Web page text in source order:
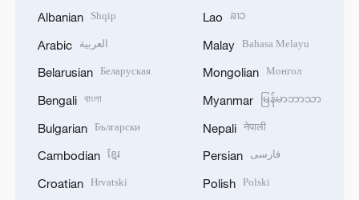
Albanian Shqip
Arabic العربية
Belarusian Беларуская
Bengali বাংলা
Bulgarian Български
Cambodian ខ្មែរ
Croatian Hrvatski
Lao ລາວ
Malay Bahasa Melayu
Mongolian Монгол
Myanmar မြန်မာဘာသာ
Nepali नेपाली
Persian فارسی
Polish Polski